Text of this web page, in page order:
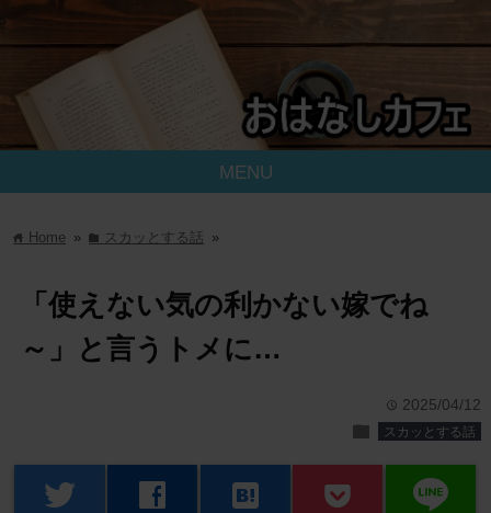
MENU
home Home » folder スカッとする話 »
「使えない気の利かない嫁でね
～」と言うトメに…
time 2025/04/12
folder スカッとする話
twitter facebook hatenabookmark line